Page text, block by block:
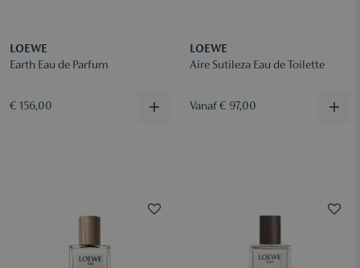
LOEWE
Earth Eau de Parfum
€ 156,00
LOEWE
Aire Sutileza Eau de Toilette
Vanaf € 97,00